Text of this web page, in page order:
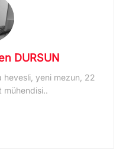
DURSUN
hevesli, yeni mezun, 22
mühendisi..